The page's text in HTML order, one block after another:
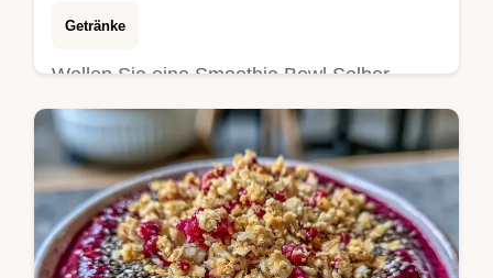
Getränke
Wollen Sie eine Smoothie Bowl Selber
Machen? Mit gefrorenen Beeren gelingt
diese Frühstücks-Bowl Haferflocken; inkl.
der Liste der pflanzlichen Zutaten.